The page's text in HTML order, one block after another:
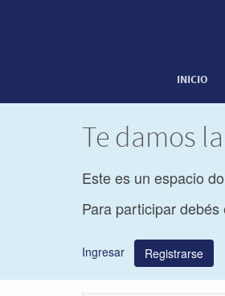
INICIO
Te damos
Este es un espacio
Para participar
Ingresar Registrarse